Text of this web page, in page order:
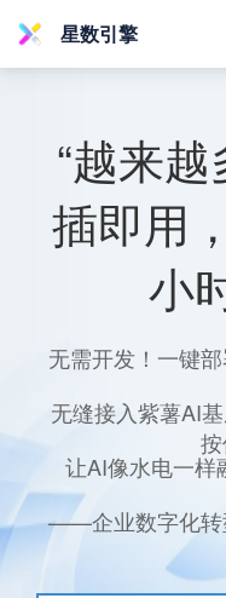
星数引擎
“越来
插即用
小
无需开发！一键
无缝接入紫薯AI
让AI像水电一样
——企业数字化转